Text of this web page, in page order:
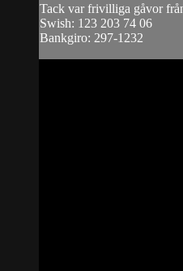
Tack var frivilliga gåvor
Swish: 123 203 74 06
Bankgiro: 297-1232